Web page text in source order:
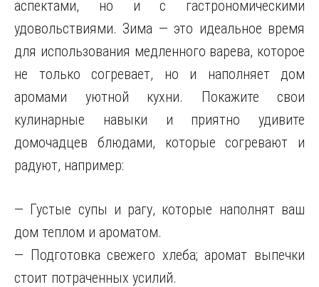
аспектами, но и с гастрономическими
удовольствиями. Зима — это идеальное время
для использования медленного варева, которое
не только согревает, но и наполняет дом
аромами уютной кухни. Покажите свои
кулинарные навыки и приятно удивите
домочадцев блюдами, которые согревают и
радуют, например:
— Густые супы и рагу, которые наполнят ваш
дом теплом и ароматом.
— Подготовка свежего хлеба; аромат выпечки
стоит потраченных усилий.